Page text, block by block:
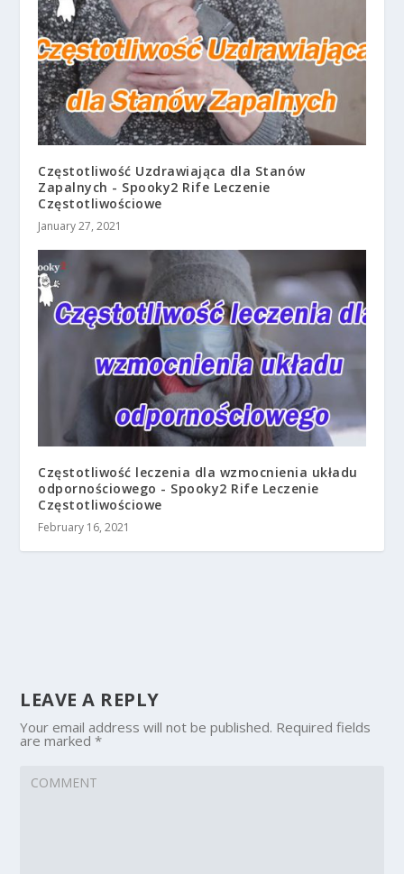
Częstotliwość Uzdrawiająca dla Stanów
Zapalnych - Spooky2 Rife Leczenie
Częstotliwościowe
January 27, 2021
Częstotliwość leczenia dla wzmocnienia układu
odpornościowego - Spooky2 Rife Leczenie
Częstotliwościowe
February 16, 2021
LEAVE A REPLY
Your email address will not be published. Required fields
are marked*